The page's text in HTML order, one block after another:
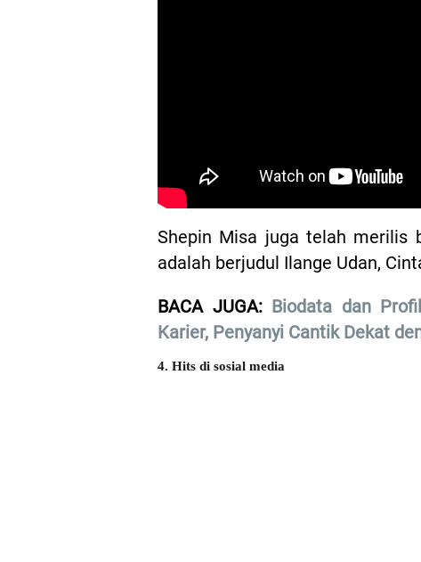
Shepin Misa juga telah merilis
adalah berjudul Ilange Udan,
BACA JUGA: Biodata dan
Karier, Penyanyi Cantik Dekat
4. Hits di sosial media